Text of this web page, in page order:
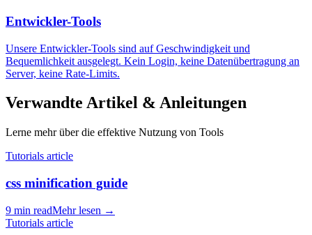
Entwickler-Tools
Unsere Entwickler-Tools sind auf Geschwindigkeit und
Bequemlichkeit ausgelegt. Kein Login, keine Datenübertragung an
Server, keine Rate-Limits.
Verwandte Artikel & Anleitungen
Lerne mehr über die effektive Nutzung von Tools
Tutorials article
css minification guide
9 min readMehr lesen →
Tutorials article